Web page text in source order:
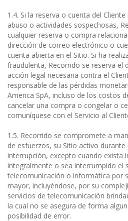
1.4. Si la reserva o cuenta del
abuso o actividades sospechosas,
cualquier reserva o compra
dirección de correo electrónico o
cuenta abierta en el Sitio. Si ha
fraudulenta, Recorrido se reserva el
acción legal necesaria contra el
responsable de las pérdidas
America SpA, incluso de los costos
cancelar una compra o congelar o
comuníquese con el Servicio al
1.5. Recorrido se compromete a
de esfuerzos, su Sitio activo durante
interrupción, excepto cuando exista
integralmente o sea interrumpido el
telecomunicación o informática por
mayor, incluyéndose, por su
servicios de telecomunicación
la cual no se asegura de forma
posibilidad de error.